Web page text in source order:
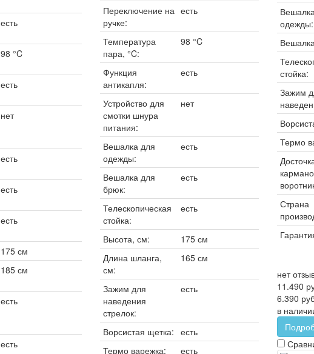
есть
98 °C
есть
нет
есть
есть
есть
175 см
185 см
есть
есть
Переключение на
ручке:
есть
Температура
пара, °C:
98 °C
Функция
антикапля:
есть
Устройство для
смотки шнура
питания:
нет
Вешалка для
одежды:
есть
Вешалка для
брюк:
есть
Телескопическая
стойка:
есть
Высота, см:
175 см
Длина шланга,
см:
165 см
Зажим для
наведения
стрелок:
есть
Ворсистая щетка: есть
Термо варежка:
есть
одежды:
стойка:
Зажим
Термо
Страна
нет
11.490
6.390
в